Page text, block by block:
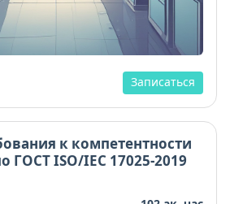
Записаться
к компетентности
ГОСТ ISO/IEC 17025-2019